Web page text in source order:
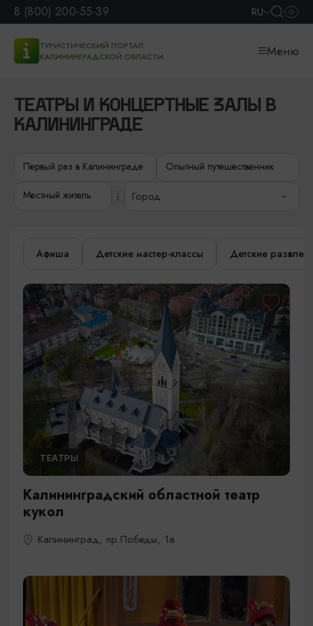
8 (800) 200-55-39 RU
ТУРИСТИЧЕСКИЙ ПОРТАЛ
КАЛИНИНГРАДСКОЙ ОБЛАСТИ
Меню
ТЕАТРЫ И КОНЦЕРТНЫЕ ЗАЛЫ В
КАЛИНИНГРАДЕ
Первый раз в Калининграде Опытный путешественник
Местный житель Город
Афиша Детские мастер-классы Детские
ТЕАТРЫ
Калининградский областной театр
кукол
Калининград, пр.Победы, 1а